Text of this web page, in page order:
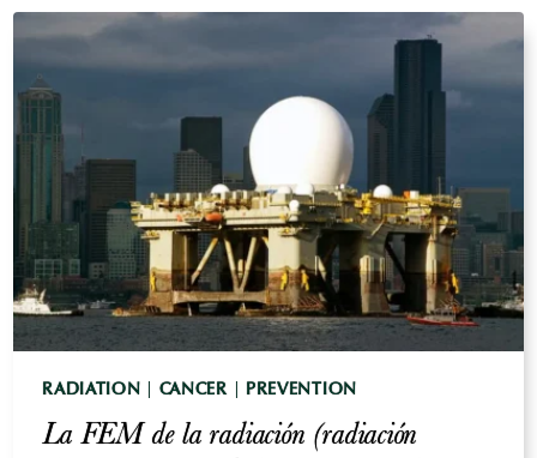
TÓXICA
RADIATION CANCER| PREVENTION
La FEM de la radiación (radiación